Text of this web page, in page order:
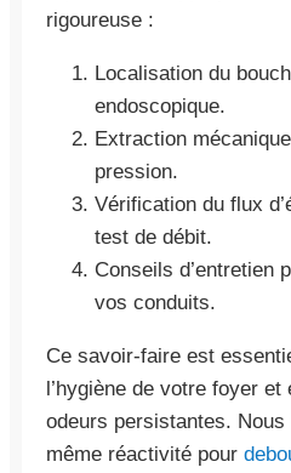
rigoureuse :
Localisation du
endoscopique.
Extraction
pression.
Vérification du flux
test de débit.
Conseils d’entretien
vos conduits.
Ce savoir-faire est
l’hygiène de votre foyer
odeurs persistantes.
même réactivité pour